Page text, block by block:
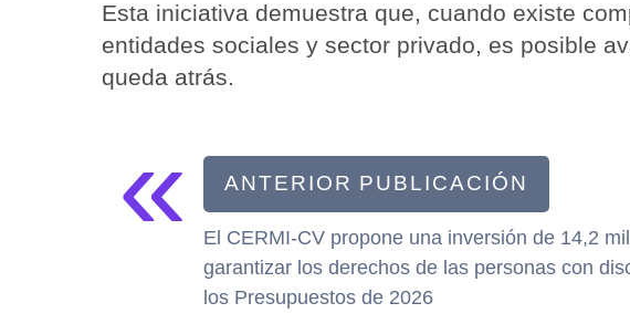
Esta iniciativa demuestra que, cuando existe
entidades sociales y sector privado, es posible
queda atrás.
« ANTERIOR PUBLICACIÓN
El CERMI-CV propone una inversión de 14,2
garantizar los derechos de las personas con
los Presupuestos de 2026